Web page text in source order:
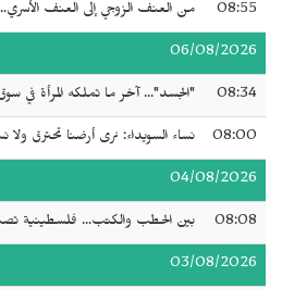
08:55 من العنف الزوجي إلى العنف
06/08/2026
08:34 "الجسد"... آخر ما تملكه المرأة في
08:00 نساء السويداء: نرى أرضنا تحترق ولا
04/08/2026
08:08 بين الحطب والكتب... فلسطينية تصنع
03/08/2026